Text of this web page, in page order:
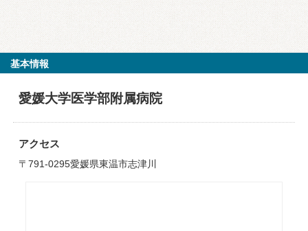
基本情報
愛媛大学医学部附属病院
アクセス
〒791-0295愛媛県東温市志津川